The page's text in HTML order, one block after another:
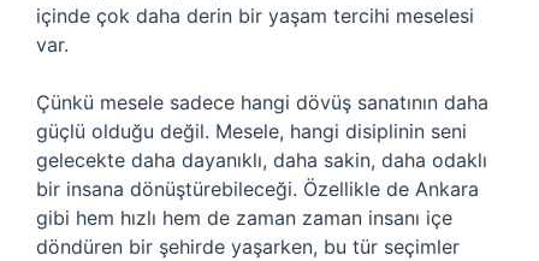
içinde çok daha derin bir yaşam tercihi meselesi
var.
Çünkü mesele sadece hangi dövüş sanatının daha
güçlü olduğu değil. Mesele, hangi disiplinin seni
gelecekte daha dayanıklı, daha sakin, daha odaklı
bir insana dönüştürebileceği. Özellikle de Ankara
gibi hem hızlı hem de zaman zaman insanı içe
döndüren bir şehirde yaşarken, bu tür seçimler